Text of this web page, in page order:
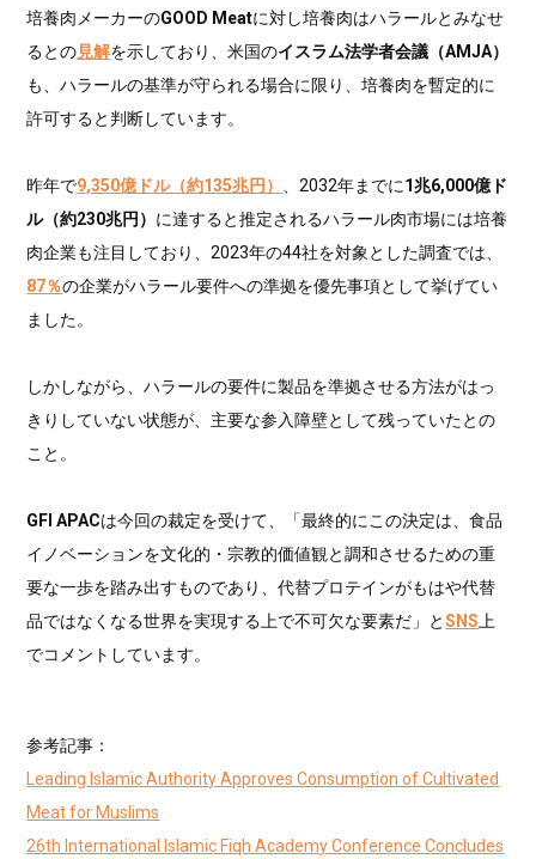
培養肉メーカーのGOOD Meatに対し培養肉はハラールとみなせ
るとの見解を示しており、米国のイスラム法学者会議（AMJA）
も、ハラールの基準が守られる場合に限り、培養肉を暫定的に
許可すると判断しています。
昨年で9,350億ドル（約135兆円） 、2032年までに1兆6,000億ド
ル（約230兆円） に達すると推定されるハラール肉市場には培養
肉企業も注目しており、2023年の44社を対象とした調査では、
87％の企業がハラール要件への準拠を優先事項として挙げてい
ました。
しかしながら、ハラールの要件に製品を準拠させる方法がはっ
きりしていない状態が、主要な参入障壁として残っていたとの
こと。
GFI APACは今回の裁定を受けて、「最終的にこの決定は、食品
イノベーションを文化的・宗教的価値観と調和させるための重
要な一歩を踏み出すものであり、代替プロテインがもはや代替
品ではなくなる世界を実現する上で不可欠な要素だ」とSNS 上
でコメントしています。
参考記事：
Leading Islamic Authority Approves Consumption of Cultivated
Meat for Muslims
26th International Islamic Fiqh Academy Conference Concludes